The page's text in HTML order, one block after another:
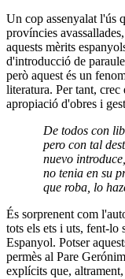
Un cop assenyalat l'ús
províncies
aquests mèrits
d'introducció de
però aquest és un
literatura. Per tant,
apropiació d'obres i
De todos con
pero con tal
nuevo
no tenia en su
que roba, lo
És sorprenent com
tots els ets i uts, fent-lo
Espanyol. Potser
permès al Pare
explícits que,